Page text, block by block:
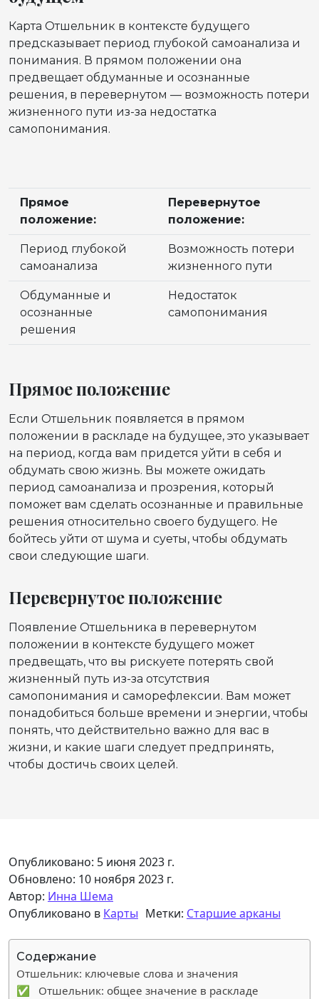
Карта Отшельник в контексте будущего
предсказывает период глубокой самоанализа и
понимания. В прямом положении она
предвещает обдуманные и осознанные
решения, в перевернутом — возможность потери
жизненного пути из-за недостатка
самопонимания.
Прямое
положение:
Перевернутое
положение:
Период глубокой
самоанализа
Возможность потери
жизненного пути
Обдуманные и
осознанные
решения
Недостаток
самопонимания
Прямое положение
Если Отшельник появляется в прямом
положении в раскладе на будущее, это указывает
на период, когда вам придется уйти в себя и
обдумать свою жизнь. Вы можете ожидать
период самоанализа и прозрения, который
поможет вам сделать осознанные и правильные
решения относительно своего будущего. Не
бойтесь уйти от шума и суеты, чтобы обдумать
свои следующие шаги.
Перевернутое положение
Появление Отшельника в перевернутом
положении в контексте будущего может
предвещать, что вы рискуете потерять свой
жизненный путь из-за отсутствия
самопонимания и саморефлексии. Вам может
понадобиться больше времени и энергии, чтобы
понять, что действительно важно для вас в
жизни, и какие шаги следует предпринять,
чтобы достичь своих целей.
Опубликовано: 5 июня 2023 г.
Обновлено: 10 ноября 2023 г.
Автор: Инна Шема
Опубликовано в Карты Метки: Старшие арканы
Содержание
Отшельник: ключевые слова и значения
✅ Отшельник: общее значение в раскладе